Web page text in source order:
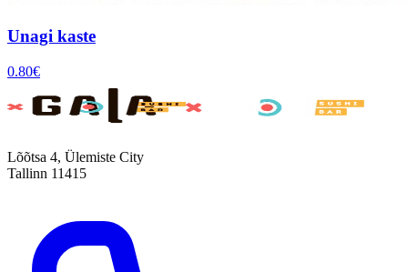
Unagi kaste
0.80€
Lõõtsa 4, Ülemiste City
Tallinn 11415